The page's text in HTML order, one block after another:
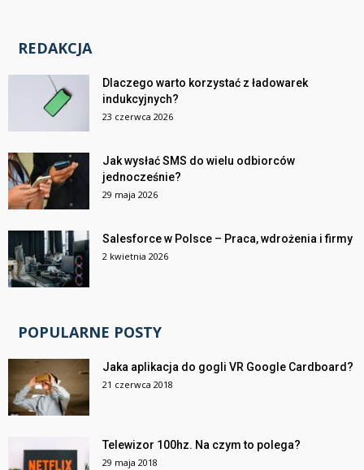
REDAKCJA
Dlaczego warto korzystać z ładowarek
indukcyjnych?
23 czerwca 2026
Jak wysłać SMS do wielu odbiorców
jednocześnie?
29 maja 2026
Salesforce w Polsce – Praca, wdrożenia i firmy
2 kwietnia 2026
POPULARNE POSTY
Jaka aplikacja do gogli VR Google Cardboard?
21 czerwca 2018
Telewizor 100hz. Na czym to polega?
29 maja 2018